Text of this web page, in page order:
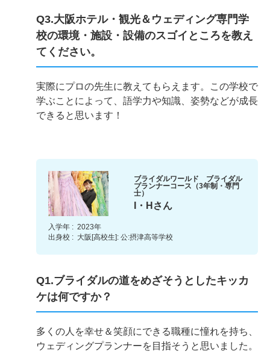
Q3.大阪ホテル・観光＆ウェディング専門学
校の環境・施設・設備のスゴイところを教え
てください。
実際にプロの先生に教えてもらえます。この学校で
学ぶことによって、語学力や知識、姿勢などが成長
できると思います！
ブライダルワールド ブライダル
プランナーコース（3年制・専門
士）
I・Hさん
入学年 : 2023年
出身校 : 大阪[高校生]: 公:摂津高等学校
Q1.ブライダルの道をめざそうとしたキッカ
ケは何ですか？
多くの人を幸せ＆笑顔にできる職種に憧れを持ち、
ウェディングプランナーを目指そうと思いました。